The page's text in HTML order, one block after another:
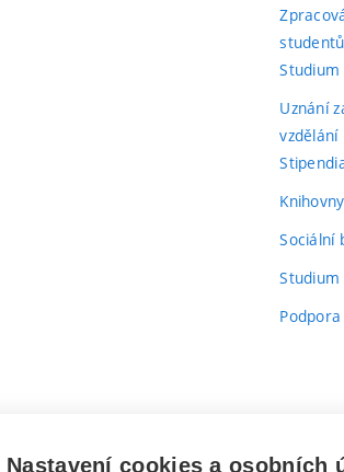
studentů
Uznání
vzdělání
Knihovny
Sociální
Nastavení cookies a osobních